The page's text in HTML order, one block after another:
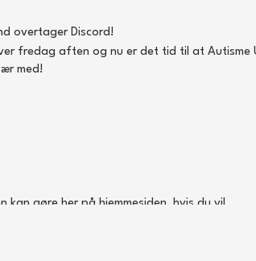
overtager Discord!
fredag aften og nu er det tid til at
med!
kan gøre her på hjemmesiden, hvis du vil